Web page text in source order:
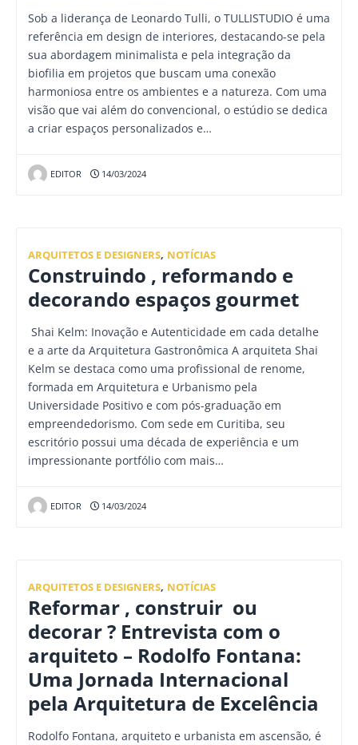
Sob a liderança de Leonardo Tulli, o TULLISTUDIO é uma
referência em design de interiores, destacando-se pela
sua abordagem minimalista e pela integração da
biofilia em projetos que buscam uma conexão
harmoniosa entre os ambientes e a natureza. Com uma
visão que vai além do convencional, o estúdio se dedica
a criar espaços personalizados e…
EDITOR 14/03/2024
ARQUITETOS E DESIGNERS, NOTÍCIAS
Construindo , reformando e
decorando espaços gourmet
Shai Kelm: Inovação e Autenticidade em cada detalhe
e a arte da Arquitetura Gastronômica A arquiteta Shai
Kelm se destaca como uma profissional de renome,
formada em Arquitetura e Urbanismo pela
Universidade Positivo e com pós-graduação em
empreendedorismo. Com sede em Curitiba, seu
escritório possui uma década de experiência e um
impressionante portfólio com mais…
EDITOR 14/03/2024
ARQUITETOS E DESIGNERS, NOTÍCIAS
Reformar , construir ou
decorar ? Entrevista com o
arquiteto – Rodolfo Fontana:
Uma Jornada Internacional
pela Arquitetura de Excelência
Rodolfo Fontana, arquiteto e urbanista em ascensão, é